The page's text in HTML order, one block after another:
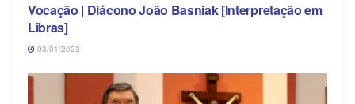
Vocação | Diácono João Basniak [Interpretação em
Libras]
03/01/2023